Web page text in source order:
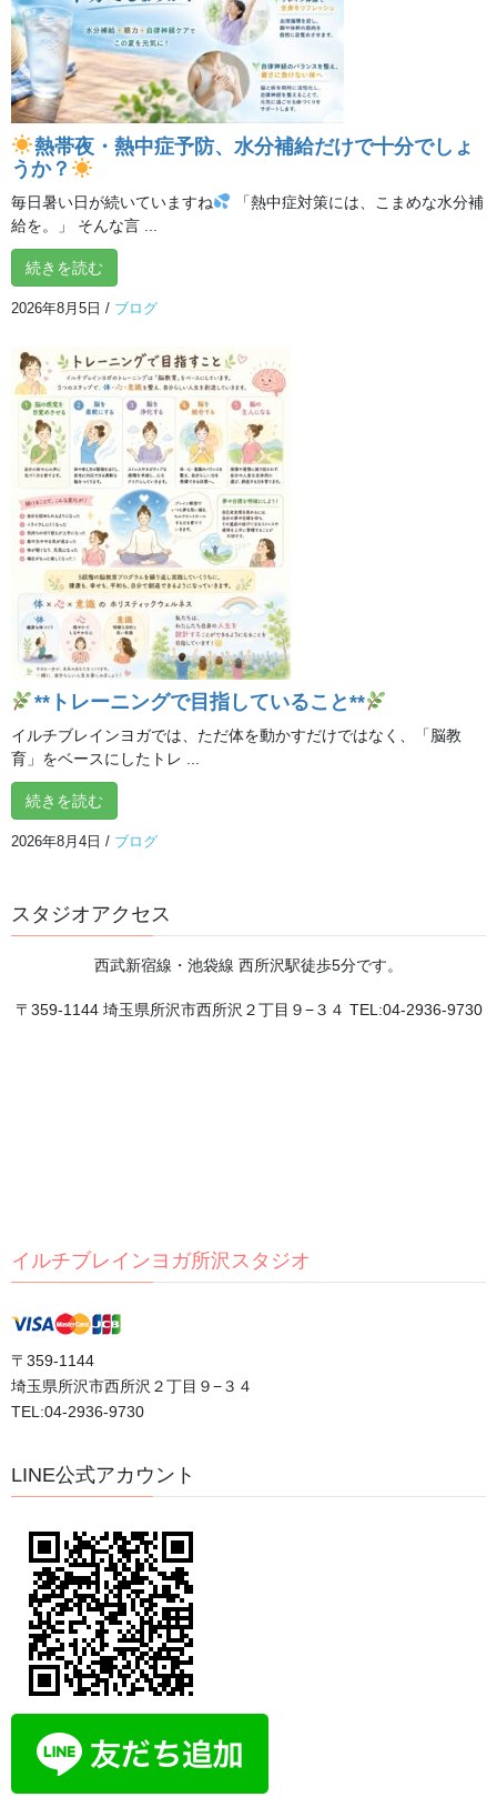
最近の投稿
暑いときにも温かいお茶を味わう時間
2026年8月9日
# 熱中症対策 ヒーリング編②
2026年8月8日
**夏バテ対策 ～ヒーリング編～**
2026年8月7日
**「自分の声と一つになる」**
2026年8月6日
か？
2026年8月5日
**トレーニングで目指していること**
チャクラが分かると、 自分が分かる。
2026年8月3日
瞑想は脳のゼロ点調整
カテゴリー
ブログ
体験談
口コミ
日記
評判
体験者の声
希望の手紙
熱帯夜・熱中症予防、水分補給だけで十分でしょ
うか？
毎日暑い日が続いていますね
「熱中症対策には、こまめな水分補
給を。」 そんな言 ...
続きを読む
2026年8月5日 / ブログ
**トレーニングで目指していること**
イルチブレインヨガでは、ただ体を動かすだけではなく、「脳教
育」をベースにしたトレ ...
続きを読む
2026年8月4日 / ブログ
スタジオアクセス
西武新宿線・池袋線 西所沢駅徒歩5分です。
〒359-1144 埼玉県所沢市西所沢２丁目９−３４ TEL:04-2936-9730
イルチブレインヨガ所沢スタジオ
〒359-1144
埼玉県所沢市西所沢２丁目９−３４
TEL:04-2936-9730
LINE公式アカウント